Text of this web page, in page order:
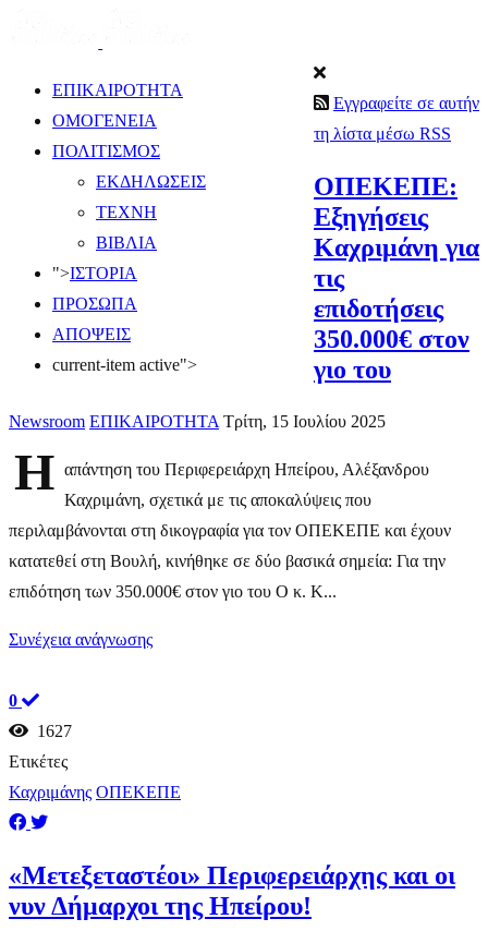
ΕΠΙΚΑΙΡΟΤΗΤΑ
ΟΜΟΓΕΝΕΙΑ
ΠΟΛΙΤΙΣΜΟΣ
ΕΚΔΗΛΩΣΕΙΣ
ΤΕΧΝΗ
ΒΙΒΛΙΑ
">ΙΣΤΟΡΙΑ
ΠΡΟΣΩΠΑ
ΑΠΟΨΕΙΣ
current-item active">
Εγγραφείτε σε αυτήν
τη λίστα μέσω RSS
ΟΠΕΚΕΠΕ:
Εξηγήσεις
Καχριμάνη για
τις
επιδοτήσεις
350.000€ στον
γιο του
Newsroom ΕΠΙΚΑΙΡΟΤΗΤΑ Τρίτη, 15 Ιουλίου 2025
Η απάντηση του Περιφερειάρχη Ηπείρου, Αλέξανδρου
Καχριμάνη, σχετικά με τις αποκαλύψεις που
περιλαμβάνονται στη δικογραφία για τον ΟΠΕΚΕΠΕ και έχουν
κατατεθεί στη Βουλή, κινήθηκε σε δύο βασικά σημεία: Για την
επιδότηση των 350.000€ στον γιο του Ο κ. Κ...
Συνέχεια ανάγνωσης
0
1627
Ετικέτες
Καχριμάνης ΟΠΕΚΕΠΕ
​«Μετεξεταστέοι» Περιφερειάρχης και οι
νυν Δήμαρχοι της Ηπείρου!